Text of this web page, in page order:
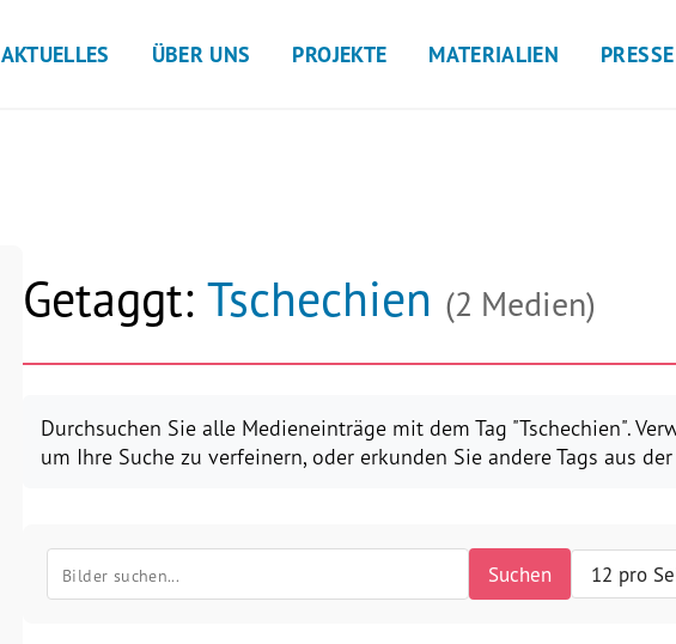
AKTUELLES ÜBER UNS PROJEKTE MATERIALIEN PRESSE
Getaggt: Tschechien (2 Medien)
Durchsuchen Sie alle Medieneinträge mit dem Tag "Tschechien".
um Ihre Suche zu verfeinern, oder erkunden Sie andere Tags aus
Suchen